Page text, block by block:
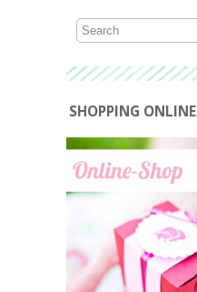
SHOPPING ONLINE